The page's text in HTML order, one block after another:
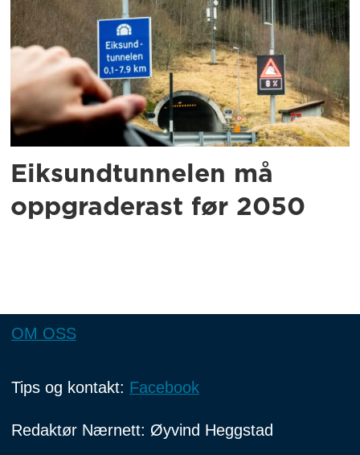
Eiksundtunnelen må
oppgraderast før 2050
OM OSS
Tips og kontakt: Facebook
Redaktør Nærnett: Øyvind Heggstad